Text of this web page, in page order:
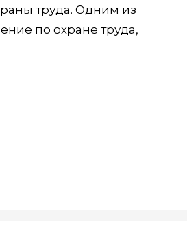
труда. Одним из
по охране труда,